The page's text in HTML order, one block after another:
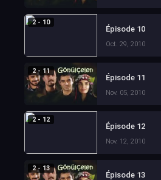
2 - 10
Épisode 10
Oct. 29, 2010
2 - 11
Épisode 11
Nov. 05, 2010
2 - 12
Épisode 12
Nov. 12, 2010
2 - 13
Épisode 13